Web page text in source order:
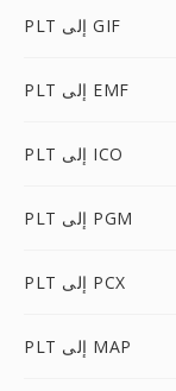
PLT إلى GIF
PLT إلى EMF
PLT إلى ICO
PLT إلى PGM
PLT إلى PCX
PLT إلى MAP